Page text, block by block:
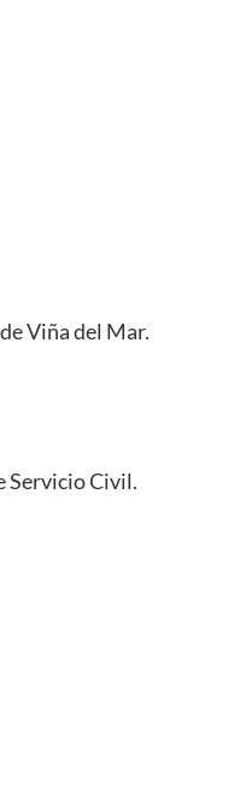
Viña del Mar.
Servicio Civil.